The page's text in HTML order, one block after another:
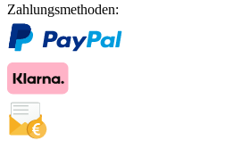
Zahlungsmethoden: